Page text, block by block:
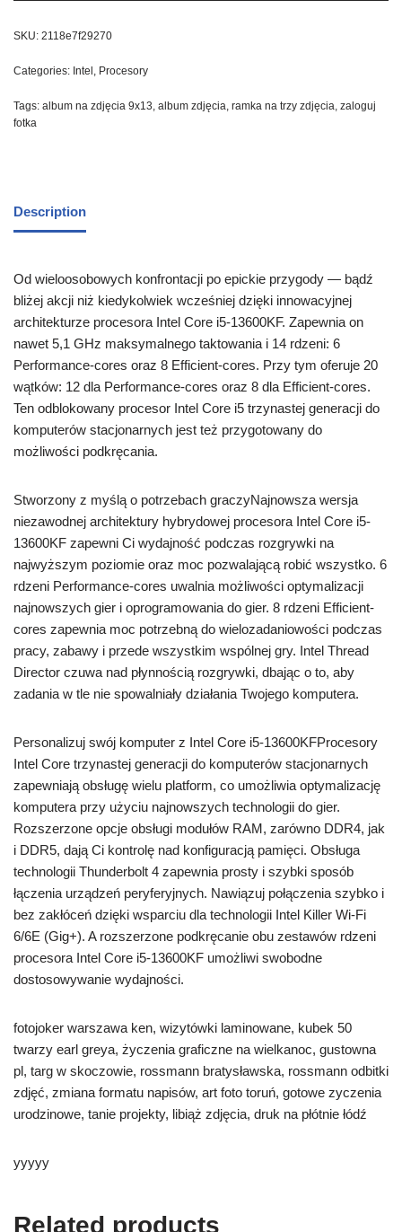
SKU: 2118e7f29270
Categories: Intel Procesory
Tags: album na zdjęcia 9x13 album zdjęcia ramka na trzy zdjęcia zaloguj
fotka
Description
Od wieloosobowych konfrontacji po epickie przygody — bądź
bliżej akcji niż kiedykolwiek wcześniej dzięki innowacyjnej
architekturze procesora Intel Core i5-13600KF. Zapewnia on
nawet 5,1 GHz maksymalnego taktowania i 14 rdzeni: 6
Performance-cores oraz 8 Efficient-cores. Przy tym oferuje 20
wątków: 12 dla Performance-cores oraz 8 dla Efficient-cores.
Ten odblokowany procesor Intel Core i5 trzynastej generacji do
komputerów stacjonarnych jest też przygotowany do
możliwości podkręcania.
Stworzony z myślą o potrzebach graczyNajnowsza wersja
niezawodnej architektury hybrydowej procesora Intel Core i5-
13600KF zapewni Ci wydajność podczas rozgrywki na
najwyższym poziomie oraz moc pozwalającą robić wszystko. 6
rdzeni Performance-cores uwalnia możliwości optymalizacji
najnowszych gier i oprogramowania do gier. 8 rdzeni Efficient-
cores zapewnia moc potrzebną do wielozadaniowości podczas
pracy, zabawy i przede wszystkim wspólnej gry. Intel Thread
Director czuwa nad płynnością rozgrywki, dbając o to, aby
zadania w tle nie spowalniały działania Twojego komputera.
Personalizuj swój komputer z Intel Core i5-13600KFProcesory
Intel Core trzynastej generacji do komputerów stacjonarnych
zapewniają obsługę wielu platform, co umożliwia optymalizację
komputera przy użyciu najnowszych technologii do gier.
Rozszerzone opcje obsługi modułów RAM, zarówno DDR4, jak
i DDR5, dają Ci kontrolę nad konfiguracją pamięci. Obsługa
technologii Thunderbolt 4 zapewnia prosty i szybki sposób
łączenia urządzeń peryferyjnych. Nawiązuj połączenia szybko i
bez zakłóceń dzięki wsparciu dla technologii Intel Killer Wi-Fi
6/6E (Gig+). A rozszerzone podkręcanie obu zestawów rdzeni
procesora Intel Core i5-13600KF umożliwi swobodne
dostosowywanie wydajności.
fotojoker warszawa ken, wizytówki laminowane, kubek 50
twarzy earl greya, życzenia graficzne na wielkanoc, gustowna
pl, targ w skoczowie, rossmann bratysławska, rossmann odbitki
zdjęć, zmiana formatu napisów, art foto toruń, gotowe zyczenia
urodzinowe, tanie projekty, libiąż zdjęcia, druk na płótnie łódź
yyyyy
Related products